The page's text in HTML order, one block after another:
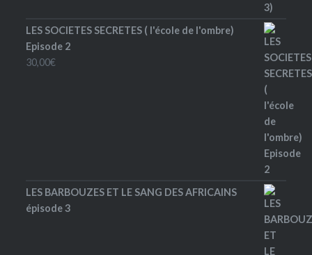
LES SOCIETES SECRETES ( l'école de l'ombre)
Episode 2
30,00€
LES BARBOUZES ET LE SANG DES AFRICAINS
épisode 3